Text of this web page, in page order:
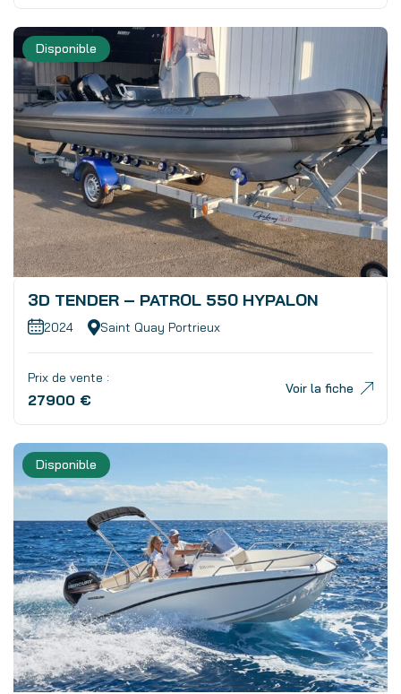
Disponible
3D TENDER – PATROL 550 HYPALON
2024 Saint Quay Portrieux
Prix de vente :
27900 €
Voir la fiche
Disponible